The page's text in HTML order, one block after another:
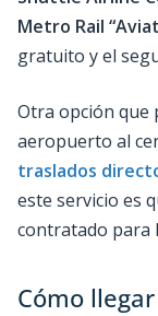
Metro Rail
gratuito y el
Otra opción que
aeropuerto al
traslados
este servicio es
contratado para
Cómo